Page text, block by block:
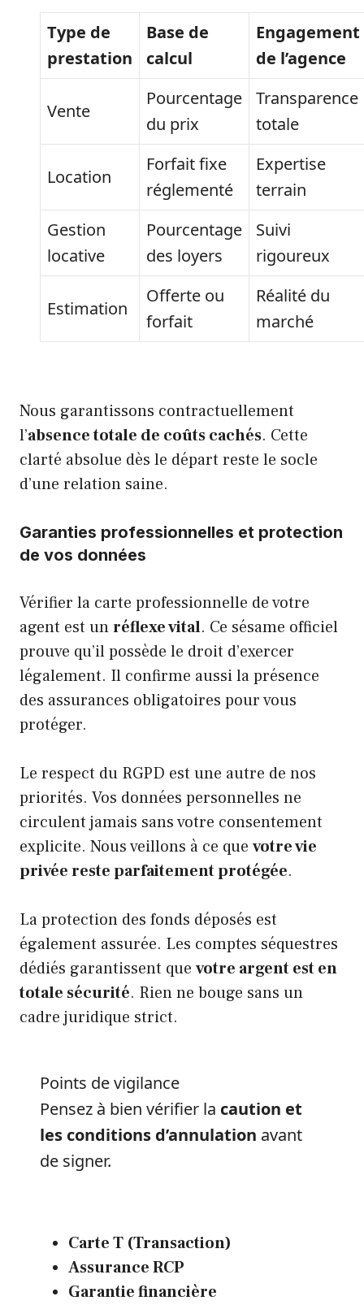
Type de
prestation
Base de
calcul
Engagement
de l’agence
Vente
Pourcentage
du prix
Transparence
totale
Location
Forfait fixe
réglementé
Expertise
terrain
Gestion
locative
Pourcentage
des loyers
Suivi
rigoureux
Estimation
Offerte ou
forfait
Réalité du
marché
Nous garantissons contractuellement
l’absence totale de coûts cachés. Cette
clarté absolue dès le départ reste le socle
d’une relation saine.
Garanties professionnelles et protection
de vos données
Vérifier la carte professionnelle de votre
agent est unréflexe vital. Ce sésame officiel
prouve qu’il possède le droit d’exercer
légalement. Il confirme aussi la présence
des assurances obligatoires pour vous
protéger.
Le respect du RGPD est une autre de nos
priorités. Vos données personnelles ne
circulent jamais sans votre consentement
explicite. Nous veillons à ce que votre vie
privée reste parfaitement protégée.
La protection des fonds déposés est
également assurée. Les comptes séquestres
dédiés garantissent que votre argent est en
totale sécurité. Rien ne bouge sans un
cadre juridique strict.
Points de vigilance
Pensez à bien vérifier la caution et
les conditions d’annulation avant
de signer.
Carte T (Transaction)
Assurance RCP
Garantie financière